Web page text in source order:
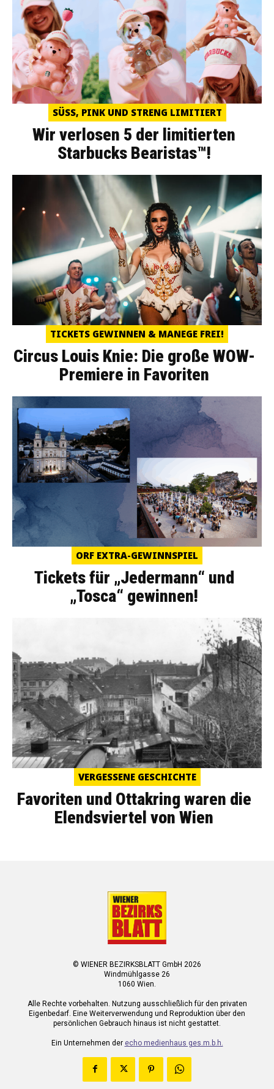
SÜSS, PINK UND STRENG LIMITIERT
Wir verlosen 5 der limitierten
Starbucks Bearistas™!
TICKETS GEWINNEN & MANEGE FREI!
Circus Louis Knie: Die große WOW-
Premiere in Favoriten
ORF EXTRA-GEWINNSPIEL
Tickets für „Jedermann“ und
„Tosca“ gewinnen!
VERGESSENE GESCHICHTE
Favoriten und Ottakring waren die
Elendsviertel von Wien
© WIENER BEZIRKSBLATT GmbH 2026
Windmühlgasse 26
1060 Wien.
Alle Rechte vorbehalten. Nutzung ausschließlich für den privaten
Eigenbedarf. Eine Weiterverwendung und Reproduktion über den
persönlichen Gebrauch hinaus ist nicht gestattet.
Ein Unternehmen der echo medienhaus ges.m.b.h.